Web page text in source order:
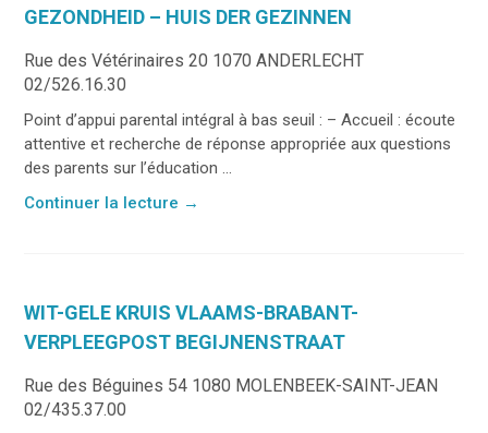
GEZONDHEID – HUIS DER GEZINNEN
Rue des Vétérinaires 20 1070 ANDERLECHT
02/526.16.30
Point d’appui parental intégral à bas seuil : – Accueil : écoute
attentive et recherche de réponse appropriée aux questions
des parents sur l’éducation ...
Continuer la lecture →
WIT-GELE KRUIS VLAAMS-BRABANT-
VERPLEEGPOST BEGIJNENSTRAAT
Rue des Béguines 54 1080 MOLENBEEK-SAINT-JEAN
02/435.37.00